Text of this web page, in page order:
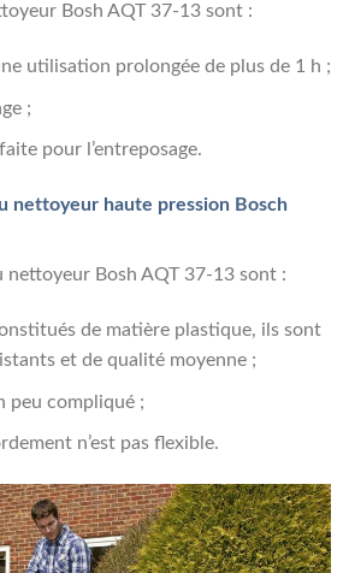
Bosh AQT 37-13 sont :
utilisation prolongée de plus de 1 h ;
;
pour l’entreposage.
nettoyeur haute pression Bosch
nettoyeur Bosh AQT 37-13 sont :
de matière plastique, ils sont
et de qualité moyenne ;
peu compliqué ;
n’est pas flexible.